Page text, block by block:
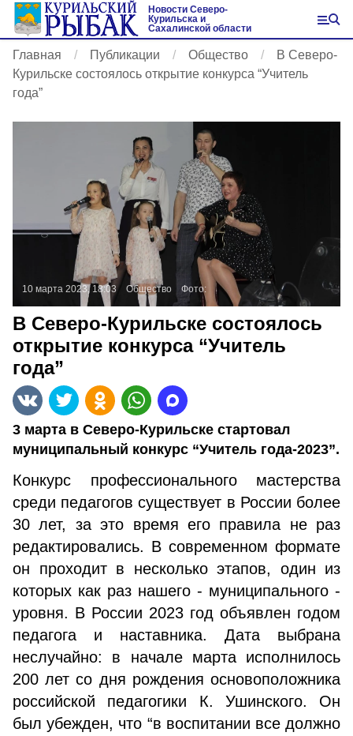
Новости Северо-
Курильска и
Сахалинской области
Главная Публикации Общество
В Северо-
Курильске состоялось открытие конкурса “Учитель
года”
10 марта 2023, 18:03 Общество Фото:
В Северо-Курильске состоялось
открытие конкурса “Учитель
года”
3 марта в Северо-Курильске стартовал
муниципальный конкурс “Учитель года-2023”.
Конкурс профессионального мастерства
среди педагогов существует в России более
30 лет, за это время его правила не раз
редактировались. В современном формате
он проходит в несколько этапов, один из
которых как раз нашего - муниципального -
уровня. В России 2023 год объявлен годом
педагога и наставника. Дата выбрана
неслучайно: в начале марта исполнилось
200 лет со дня рождения основоположника
российской педагогики К. Ушинского. Он
был убежден, что “в воспитании все должно